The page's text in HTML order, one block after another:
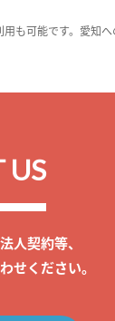
も可能です。愛知
US
人契約等、
せください。